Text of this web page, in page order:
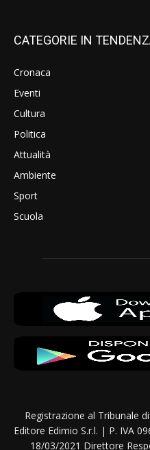
CATEGORIE IN
Cronaca
Eventi
Cultura
Politica
Attualità
Ambiente
Sport
Scuola
Registrazione al Tribunale
Editore Edimio S.r.l. | P. IVA
18/03/2021 Direttore